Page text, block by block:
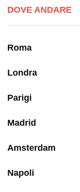
DOVE ANDARE
Roma
Londra
Parigi
Madrid
Amsterdam
Napoli